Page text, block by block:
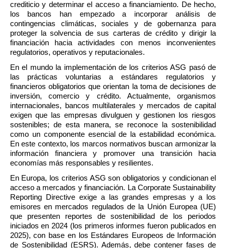
crediticio y determinar el acceso a financiamiento. De hecho,
los bancos han empezado a incorporar análisis de
contingencias climáticas, sociales y de gobernanza para
proteger la solvencia de sus carteras de crédito y dirigir la
financiación hacia actividades con menos inconvenientes
regulatorios, operativos y reputacionales.
En el mundo la implementación de los criterios ASG pasó de
las prácticas voluntarias a estándares regulatorios y
financieros obligatorios que orientan la toma de decisiones de
inversión, comercio y crédito. Actualmente, organismos
internacionales, bancos multilaterales y mercados de capital
exigen que las empresas divulguen y gestionen los riesgos
sostenibles; de esta manera, se reconoce la sostenibilidad
como un componente esencial de la estabilidad económica.
En este contexto, los marcos normativos buscan armonizar la
información financiera y promover una transición hacia
economías más responsables y resilientes.
En Europa, los criterios ASG son obligatorios y condicionan el
acceso a mercados y financiación. La Corporate Sustainability
Reporting Directive exige a las grandes empresas y a los
emisores en mercados regulados de la Unión Europea (UE)
que presenten reportes de sostenibilidad de los periodos
iniciados en 2024 (los primeros informes fueron publicados en
2025), con base en los Estándares Europeos de Información
de Sostenibilidad (ESRS). Además, debe contener fases de